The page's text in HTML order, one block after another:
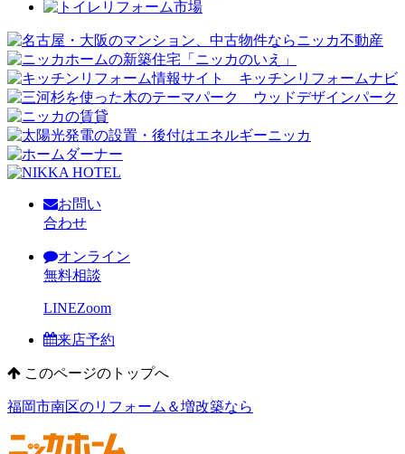
お問い
合わせ
オンライン
無料相談
LINEZoom
来店予約
このページのトップへ
福岡市南区のリフォーム＆増改築なら